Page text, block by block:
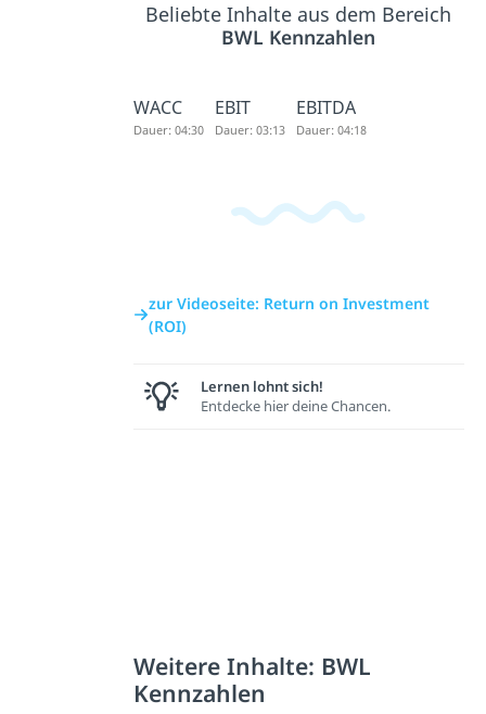
Beliebte Inhalte aus dem Bereich
BWL Kennzahlen
WACC
Dauer: 04:30
EBIT
Dauer: 03:13
EBITDA
Dauer: 04:18
zur Videoseite: Return on Investment
(ROI)
Lernen lohnt sich!
Entdecke hier deine Chancen.
Weitere Inhalte: BWL
Kennzahlen